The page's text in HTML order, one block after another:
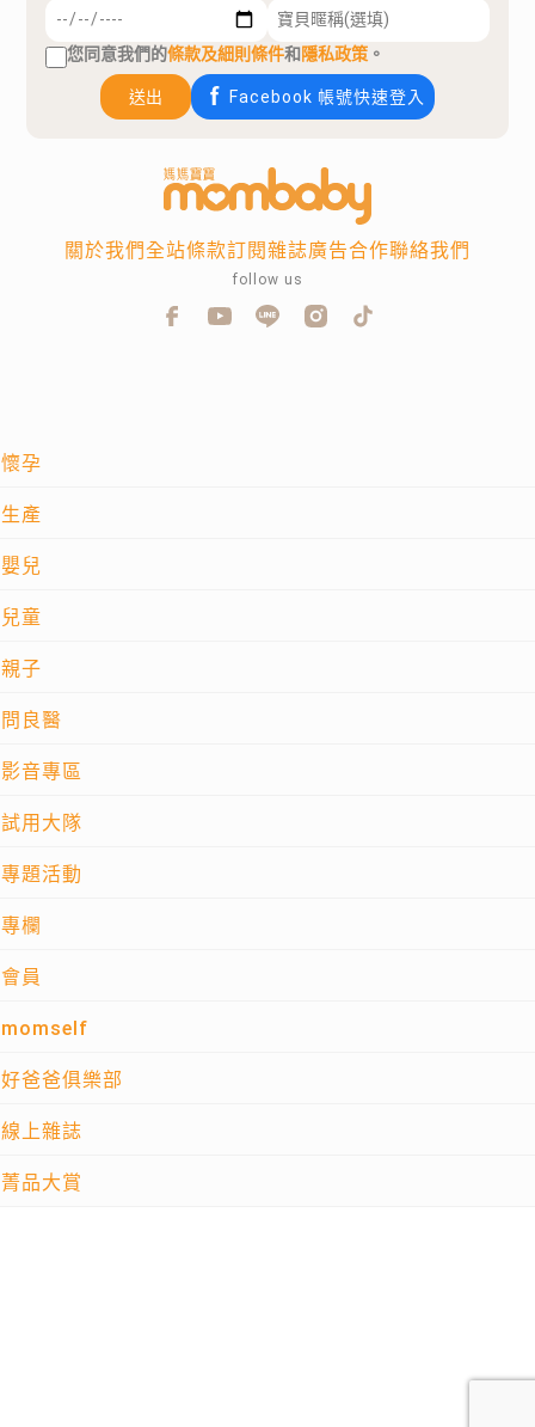
您同意我們的條款及細則條件和隱私政策 。
送出 Facebook 帳號快速登入
懷孕
生產
嬰兒
兒童
親子
問良醫
影音專區
試用大隊
專題活動
專欄
會員
momself
好爸爸俱樂部
線上雜誌
菁品大賞
關於我們全站條款訂閱雜誌廣告合作聯絡我們
follow us